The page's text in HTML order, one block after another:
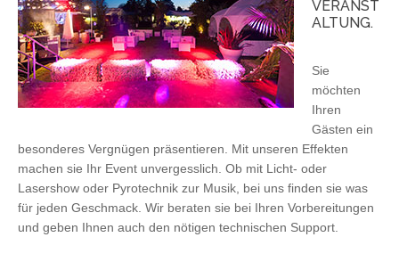
VERANST
ALTUNG.
Sie
möchten
Ihren
Gästen ein
besonderes Vergnügen präsentieren. Mit unseren Effekten
machen sie Ihr Event unvergesslich. Ob mit Licht- oder
Lasershow oder Pyrotechnik zur Musik, bei uns finden sie was
für jeden Geschmack. Wir beraten sie bei Ihren Vorbereitungen
und geben Ihnen auch den nötigen technischen Support.